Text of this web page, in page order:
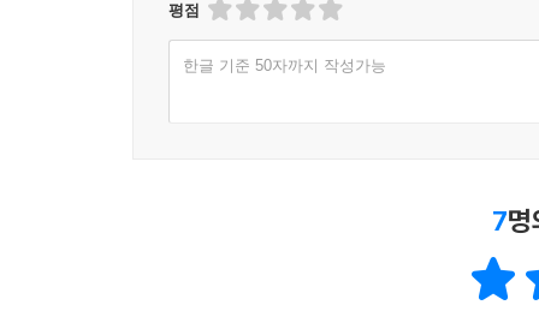
평점
한글 기준 50자까지 작성가능
7